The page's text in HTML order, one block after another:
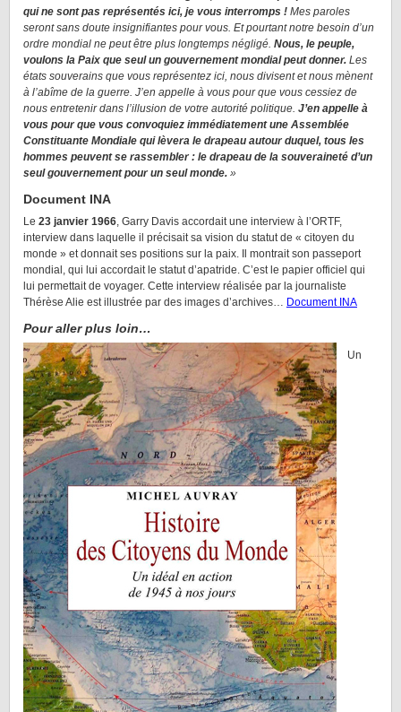
qui ne sont pas représentés ici, je vous interromps ! Mes paroles
seront sans doute insignifiantes pour vous. Et pourtant notre besoin d’un
ordre mondial ne peut être plus longtemps négligé. Nous, le peuple,
voulons la Paix que seul un gouvernement mondial peut donner. Les
états souverains que vous représentez ici, nous divisent et nous mènent
à l’abîme de la guerre. J’en appelle à vous pour que vous cessiez de
nous entretenir dans l’illusion de votre autorité politique. J’en appelle à
vous pour que vous convoquiez immédiatement une Assemblée
Constituante Mondiale qui lèvera le drapeau autour duquel, tous les
hommes peuvent se rassembler : le drapeau de la souveraineté d’un
seul gouvernement pour un seul monde. »
Document INA
Le 23 janvier 1966 , Garry Davis accordait une interview à l’ORTF,
interview dans laquelle il précisait sa vision du statut de « citoyen du
monde » et donnait ses positions sur la paix. Il montrait son passeport
mondial, qui lui accordait le statut d’apatride. C’est le papier officiel qui
lui permettait de voyager. Cette interview réalisée par la journaliste
Thérèse Alie est illustrée par des images d’archives… Document INA
Pour aller plus loin…
Un